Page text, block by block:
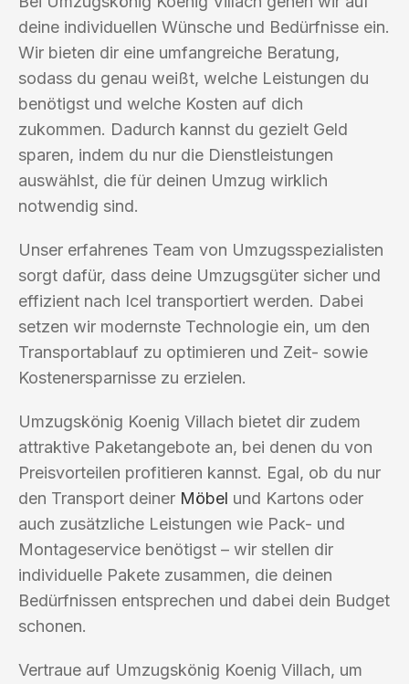
deine individuellen Wünsche und Bedürfnisse ein.
Wir bieten dir eine umfangreiche Beratung,
sodass du genau weißt, welche Leistungen du
benötigst und welche Kosten auf dich
zukommen. Dadurch kannst du gezielt Geld
sparen, indem du nur die Dienstleistungen
auswählst, die für deinen Umzug wirklich
notwendig sind.
Unser erfahrenes Team von Umzugsspezialisten
sorgt dafür, dass deine Umzugsgüter sicher und
effizient nach Icel transportiert werden. Dabei
setzen wir modernste Technologie ein, um den
Transportablauf zu optimieren und Zeit- sowie
Kostenersparnisse zu erzielen.
Umzugskönig Koenig Villach bietet dir zudem
attraktive Paketangebote an, bei denen du von
Preisvorteilen profitieren kannst. Egal, ob du nur
den Transport deiner Möbel und Kartons oder
auch zusätzliche Leistungen wie Pack- und
Montageservice benötigst – wir stellen dir
individuelle Pakete zusammen, die deinen
Bedürfnissen entsprechen und dabei dein Budget
schonen.
Vertraue auf Umzugskönig Koenig Villach, um